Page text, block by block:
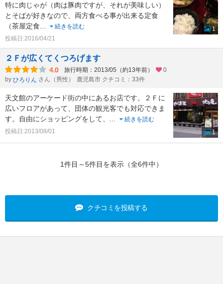
特に肉じゃが（肉は豚肉ですが、それが美味しい）
とそばが好きなので、両方食べる事が出来る定食
（茶屋定食
続きを読む
投稿日:2016/04/21
1
２Ｆが広くてくつろげます
4.0 旅行時期：2013/05（約13年前）
0
by ひろりん さん（男性） 鹿児島市 クチコミ：33件
天文館のアーケード街の中にあるお店です。２Ｆに
広いフロアがあって、団体の観光客でも対応できま
す。自由にショッピングをして、
続きを読む
投稿日:2013/08/01
1
1件目～5件目を表示（全6件中）
クチコミを投稿する